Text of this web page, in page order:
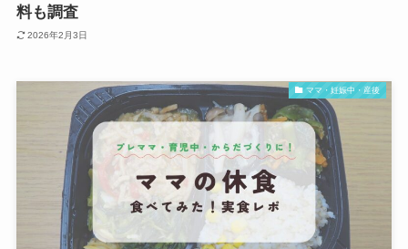
料も調査
2026年2月3日
ママ・妊娠中・産後